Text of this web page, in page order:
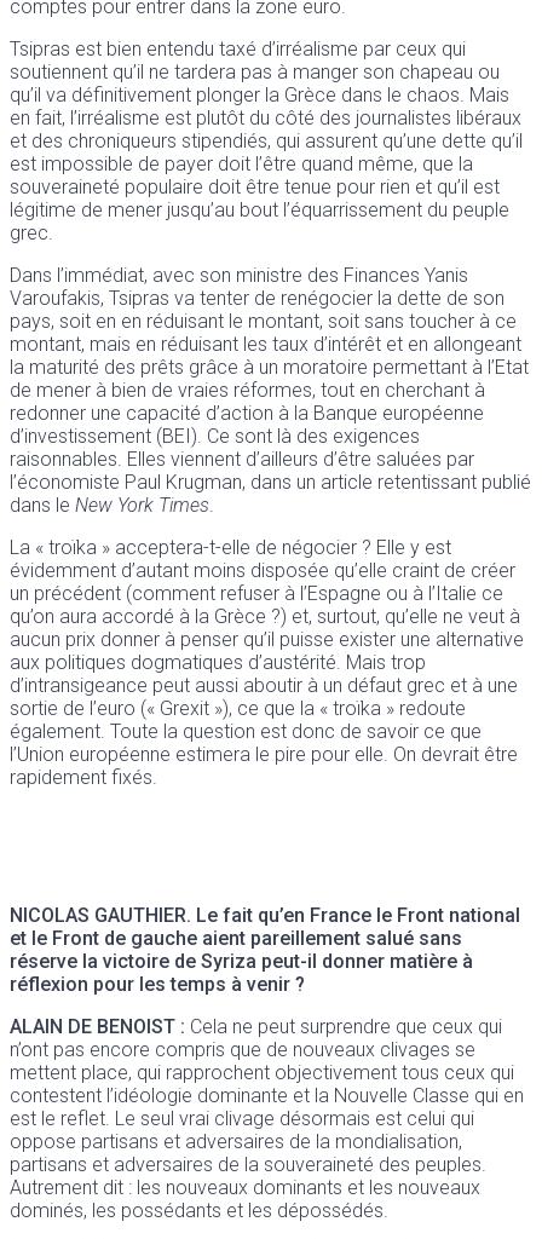
comptes pour entrer dans la zone euro.
Tsipras est bien entendu taxé d’irréalisme par ceux qui
soutiennent qu’il ne tardera pas à manger son chapeau ou
qu’il va définitivement plonger la Grèce dans le chaos. Mais
en fait, l’irréalisme est plutôt du côté des journalistes libéraux
et des chroniqueurs stipendiés, qui assurent qu’une dette qu’il
est impossible de payer doit l’être quand même, que la
souveraineté populaire doit être tenue pour rien et qu’il est
légitime de mener jusqu’au bout l’équarrissement du peuple
grec.
Dans l’immédiat, avec son ministre des Finances Yanis
Varoufakis, Tsipras va tenter de renégocier la dette de son
pays, soit en en réduisant le montant, soit sans toucher à ce
montant, mais en réduisant les taux d’intérêt et en allongeant
la maturité des prêts grâce à un moratoire permettant à l’Etat
de mener à bien de vraies réformes, tout en cherchant à
redonner une capacité d’action à la Banque européenne
d’investissement (BEI). Ce sont là des exigences
raisonnables. Elles viennent d’ailleurs d’être saluées par
l’économiste Paul Krugman, dans un article retentissant publié
dans le New York Times
La « troïka » acceptera-t-elle de négocier ? Elle y est
évidemment d’autant moins disposée qu’elle craint de créer
un précédent (comment refuser à l’Espagne ou à l’Italie ce
qu’on aura accordé à la Grèce ?) et, surtout, qu’elle ne veut à
aucun prix donner à penser qu’il puisse exister une alternative
aux politiques dogmatiques d’austérité. Mais trop
d’intransigeance peut aussi aboutir à un défaut grec et à une
sortie de l’euro (« Grexit »), ce que la « troïka » redoute
également. Toute la question est donc de savoir ce que
l’Union européenne estimera le pire pour elle. On devrait être
rapidement fixés.
NICOLAS GAUTHIER. Le fait qu’en France le Front national
et le Front de gauche aient pareillement salué sans
réserve la victoire de Syriza peut-il donner matière à
réflexion pour les temps à venir ?
ALAIN DE BENOIST : Cela ne peut surprendre que ceux qui
n’ont pas encore compris que de nouveaux clivages se
mettent place, qui rapprochent objectivement tous ceux qui
contestent l’idéologie dominante et la Nouvelle Classe qui en
est le reflet. Le seul vrai clivage désormais est celui qui
oppose partisans et adversaires de la mondialisation,
partisans et adversaires de la souveraineté des peuples.
Autrement dit : les nouveaux dominants et les nouveaux
dominés, les possédants et les dépossédés.